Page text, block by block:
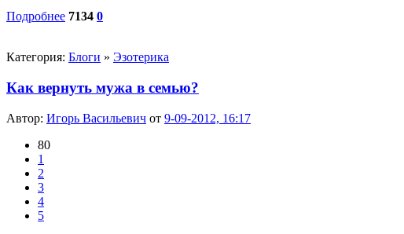
Подробнее 7134 0
Категория: Блоги » Эзотерика
Как вернуть мужа в семью?
Автор: Игорь Васильевич от 9-09-2012, 16:17
80
1
2
3
4
5